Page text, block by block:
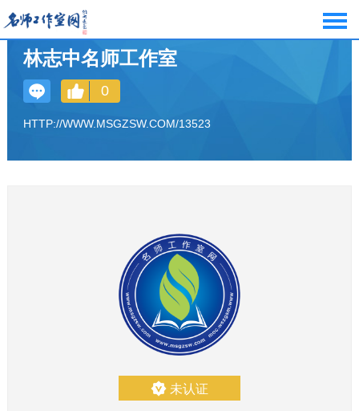
林志中名师工作室
0
HTTP://WWW.MSGZSW.COM/13523
未认证